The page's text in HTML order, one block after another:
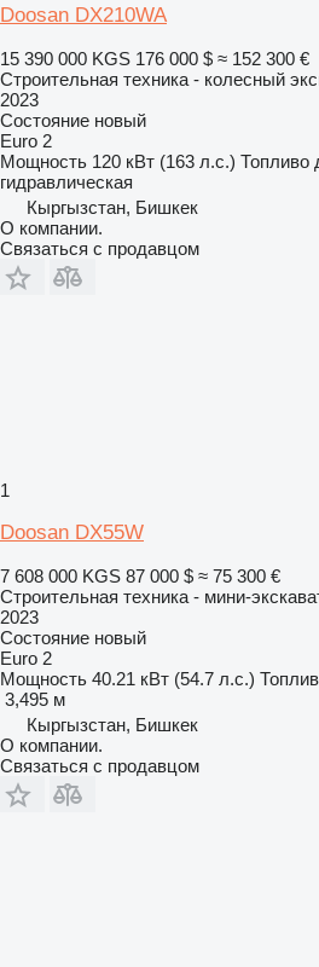
Doosan DX210WA
15 390 000 KGS 176 000 $ ≈ 152 300 €
Строительная техника - колесный
2023
Состояние новый
Euro 2
Мощность 120 кВт (163 л.с.) Топливо
гидравлическая
Кыргызстан, Бишкек
О компании.
Связаться с продавцом
1
Doosan DX55W
7 608 000 KGS 87 000 $ ≈ 75 300 €
Строительная техника - мини-
2023
Состояние новый
Euro 2
Мощность 40.21 кВт (54.7 л.с.)
3,495 м
Кыргызстан, Бишкек
О компании.
Связаться с продавцом